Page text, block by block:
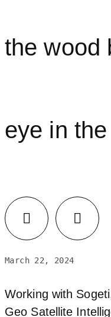
the wood
eye in
Facebook
March 22, 2024
Working with
Geo Satellite